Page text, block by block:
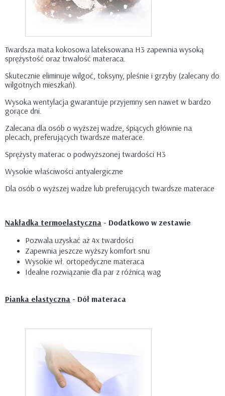
Twardsza mata kokosowa lateksowana H3 zapewnia wysoką
sprężystość oraz trwałość materaca.
Skutecznie eliminuje wilgoć, toksyny, pleśnie i grzyby (zalecany do
wilgotnych mieszkań).
Wysoka wentylacja gwarantuje przyjemny sen nawet w bardzo
gorące dni.
Zalecana dla osób o wyższej wadze, śpiących głównie na
plecach, preferujących twardsze materace.
Sprężysty materac o podwyższonej twardości H3
Wysokie właściwości antyalergiczne
Dla osób o wyższej wadze lub preferujących twardsze materace
Nakładka termoelastyczna - Dodatkowo w zestawie
Pozwala uzyskać aż 4x twardości
Zapewnia jeszcze wyższy komfort snu
Wysokie wł. ortopedyczne materaca
Idealne rozwiązanie dla par z różnicą wag
Pianka elastyczna - Dół materaca